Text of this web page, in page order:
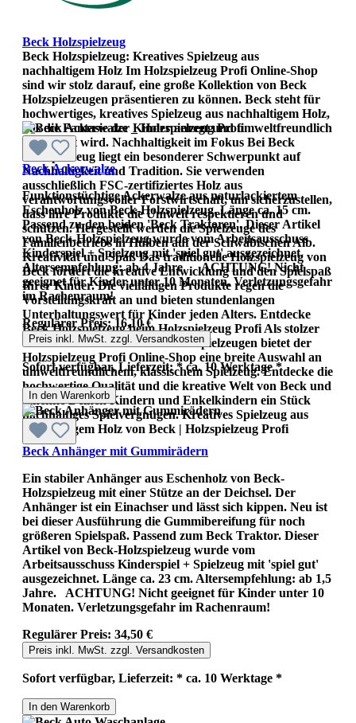
Beck Holzspielzeug
Beck Holzspielzeug: Kreatives Spielzeug aus
nachhaltigem Holz Im Holzspielzeug Profi Online-Shop
sind wir stolz darauf, eine große Kollektion von Beck
Holzspielzeugen präsentieren zu können. Beck steht für
hochwertiges, kreatives Spielzeug aus nachhaltigem Holz,
das die Fantasie der Kinder anregt und umweltfreundlich
hergestellt wird. Nachhaltigkeit im Fokus Bei Beck
Holzspielzeug liegt ein besonderer Schwerpunkt auf
Nachhaltigkeit und Tradition. Sie verwenden
ausschließlich FSC-zertifiziertes Holz aus
verantwortungsvoller Forstwirtschaft, um sicherzustellen,
dass ihre Produkte die Umwelt respektieren und
schützen. Hergestellt werden die Spielzeuge des
Familienbetriebs in Hülben auf der Schwäbischen Alb.
Kreativität und Spaß Das traditionelle Holzspielzeug von
Beck fördert die kreative Entwicklung und den Spielspaß
Ihrer Kinder. Die vielfältigen Produkte regen die
Vorstellungskraft an und bieten stundenlangen
Unterhaltungswert für Kinder jeden Alters. Entdecke
Beck Holzspielzeug beim Holzspielzeug Profi Als stolzer
Wiederverkäufer von Beck Holzspielzeugen bietet der
Holzspielzeug Profi Online-Shop eine breite Auswahl an
umweltfreundlichem, klassischem Spielzeug. Entdecke die
hochwertige Qualität und die kreative Welt von Beck und
schenke Deinen Kindern und Enkelkindern ein Stück
nachhaltiges Spielvergnügen. Kreatives Spielzeug aus
nachhaltigem Holz von Beck | Holzspielzeug Profi
Beck Ackerwalze
Funktionstüchtige Ackerwalze aus naturlackiertem
Eschenholz von Beck-Holzspielzeug. Länge ca. 15 cm.
Passend zu den beiden 'Beck Traktoren'. Dieser Artikel
von Beck-Holzspielzeug wurde vom Arbeitsausschuss
Kinderspiel + Spielzeug mit 'spiel gut' ausgezeichnet.
Altersempfehlung: ab 4 Jahre. ACHTUNG! Nicht
geeignet für Kinder unter 10 Monaten. Verletzungsgefahr
im Rachenraum!
Regulärer Preis:16,10 €
Preis inkl. MwSt. zzgl. Versandkosten
Sofort verfügbar, Lieferzeit: * ca. 10 Werktage *
In den Warenkorb
Beck Anhänger mit Gummirädern
Ein stabiler Anhänger aus Eschenholz von Beck-
Holzspielzeug mit einer Stütze an der Deichsel. Der
Anhänger ist ein Einachser und lässt sich kippen. Neu ist
bei dieser Ausführung die Gummibereifung für noch
größeren Spielspaß. Passend zum Beck Traktor. Dieser
Artikel von Beck-Holzspielzeug wurde vom
Arbeitsausschuss Kinderspiel + Spielzeug mit 'spiel gut'
ausgezeichnet. Länge ca. 23 cm. Altersempfehlung: ab 1,5
Jahre. ACHTUNG! Nicht geeignet für Kinder unter 10
Monaten. Verletzungsgefahr im Rachenraum!
Regulärer Preis: 34,50 €
Preis inkl. MwSt. zzgl. Versandkosten
Sofort verfügbar, Lieferzeit: * ca. 10 Werktage *
In den Warenkorb